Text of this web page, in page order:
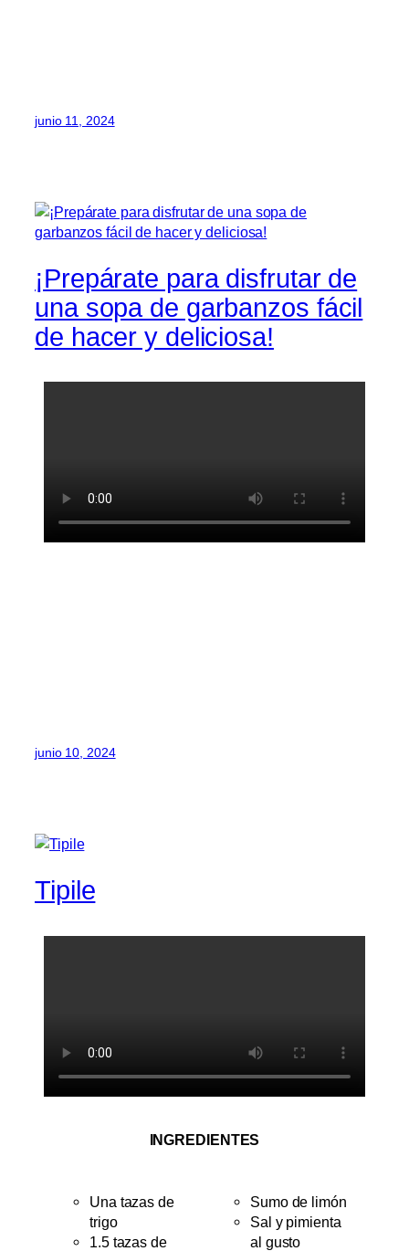
junio 11, 2024
¡Prepárate para disfrutar de
una sopa de garbanzos fácil
de hacer y deliciosa!
junio 10, 2024
Tipile
INGREDIENTES
Una tazas de
trigo
1.5 tazas de
Sumo de limón
Sal y pimienta
al gusto